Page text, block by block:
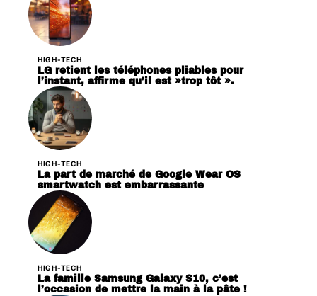
HIGH-TECH
LG retient les téléphones pliables pour
l’instant, affirme qu’il est »trop tôt ».
HIGH-TECH
La part de marché de Google Wear OS
smartwatch est embarrassante
HIGH-TECH
La famille Samsung Galaxy S10, c’est
l’occasion de mettre la main à la pâte !